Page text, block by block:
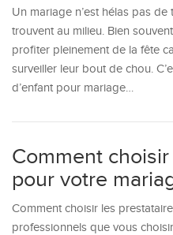
Un mariage n’est hélas pas
trouvent au milieu. Bien
profiter pleinement de la fête
surveiller leur bout de chou.
d’enfant pour mariage…
Comment
pour votre
Comment choisir les
professionnels que vous